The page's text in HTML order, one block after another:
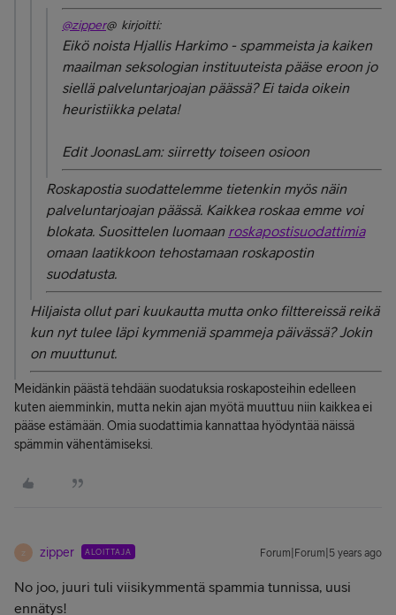
@zipper@ kirjoitti:
Eikö noista Hjallis Harkimo - spammeista ja kaiken
maailman seksologian instituuteista pääse eroon jo
siellä palveluntarjoajan päässä? Ei taida oikein
heuristiikka pelata!
Edit JoonasLam: siirretty toiseen osioon
Roskapostia suodattelemme tietenkin myös näin
palveluntarjoajan päässä. Kaikkea roskaa emme voi
blokata. Suosittelen luomaan roskapostisuodattimia
omaan laatikkoon tehostamaan roskapostin
suodatusta.
Hiljaista ollut pari kuukautta mutta onko filttereissä reikä
kun nyt tulee läpi kymmeniä spammeja päivässä? Jokin
on muuttunut.
Meidänkin päästä tehdään suodatuksia roskaposteihin edelleen
kuten aiemminkin, mutta nekin ajan myötä muuttuu niin kaikkea ei
pääse estämään. Omia suodattimia kannattaa hyödyntää näissä
spämmin vähentämiseksi.
Z zipper ALOITTAJA Forum|Forum|5 years ago
No joo, juuri tuli viisikymmentä spammia tunnissa, uusi
ennätys!